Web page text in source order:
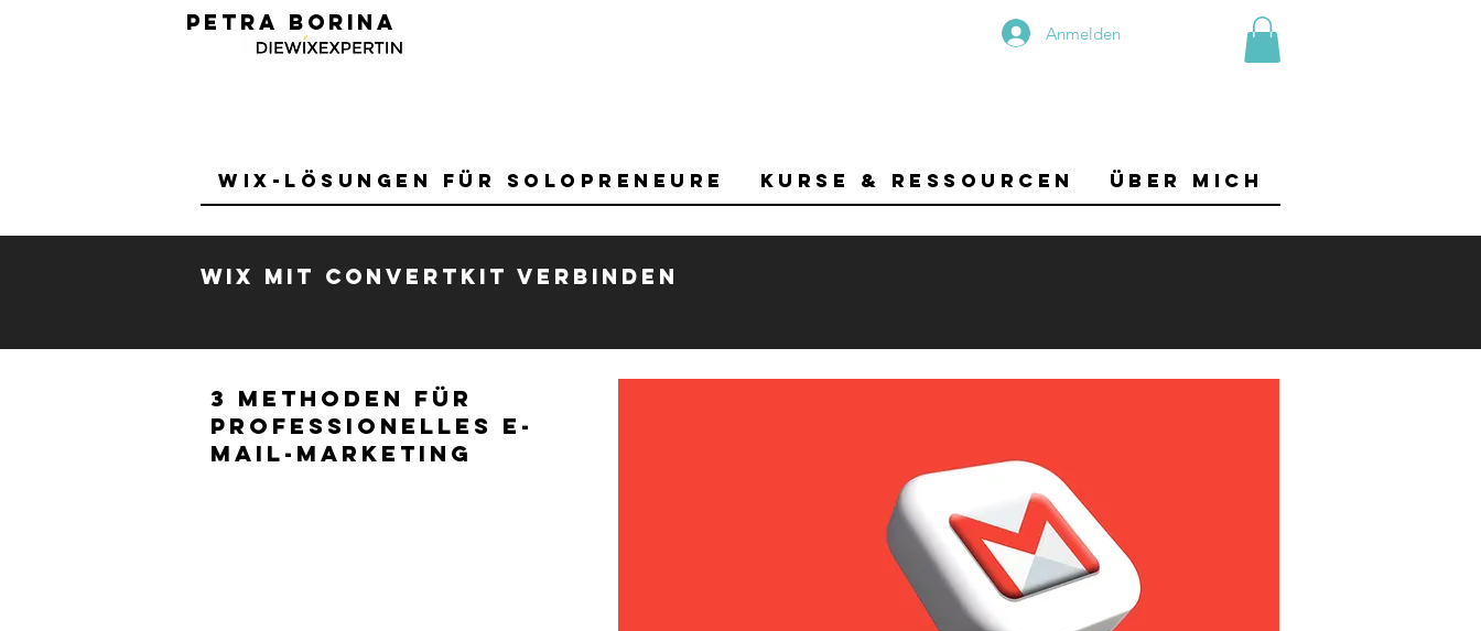
PETRA BORINA Anmelden
Wix-Lösungen für Solopreneure Kurse & Ressourcen Über mich
Wix mit ConvertKit verbinden
3 Methoden für
professionelles E-
Mail-Marketing